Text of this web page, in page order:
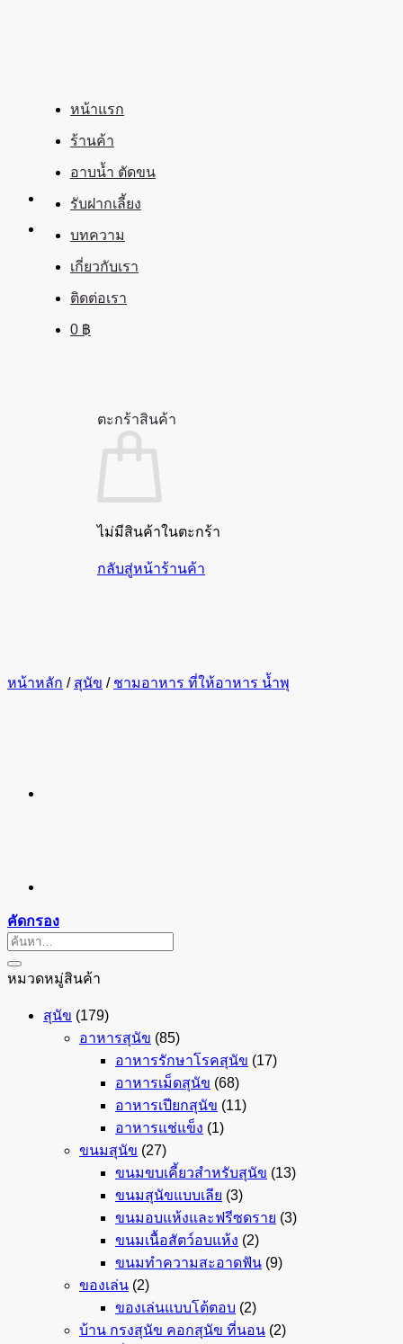
หน้าแรก
ร้านค้า
อาบน้ำ ตัดขน
รับฝากเลี้ยง
บทความ
เกี่ยวกับเรา
ติดต่อเรา
0 ฿
ตะกร้าสินค้า
ไม่มีสินค้าในตะกร้า
กลับสู่หน้าร้านค้า
หน้าหลัก / สุนัข / ชามอาหาร ที่ให้อาหาร น้ำพุ
คัดกรอง
ค้นหา:
หมวดหมู่สินค้า
สุนัข (179)
อาหารสุนัข (85)
อาหารรักษาโรคสุนัข (17)
อาหารเม็ดสุนัข (68)
อาหารเปียกสุนัข (11)
อาหารแช่แข็ง (1)
ขนมสุนัข (27)
ขนมขบเคี้ยวสำหรับสุนัข (13)
ขนมสุนัขแบบเลีย (3)
ขนมอบแห้งและฟรีซดราย (3)
ขนมเนื้อสัตว์อบแห้ง (2)
ขนมทำความสะอาดฟัน (9)
ของเล่น (2)
ของเล่นแบบโต้ตอบ (2)
บ้าน กรงสุนัข คอกสุนัข ที่นอน (2)